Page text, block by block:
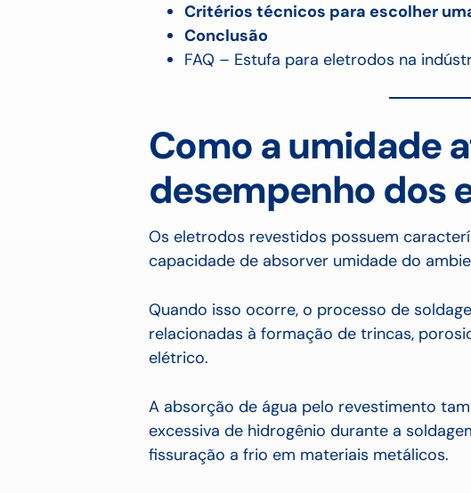
Critérios técnicos para escolher
Conclusão
FAQ – Estufa para eletrodos na
Como a umidade
desempenho dos
Os eletrodos revestidos possuem
capacidade de absorver umidade do
Quando isso ocorre, o processo de
relacionadas à formação de trincas,
elétrico.
A absorção de água pelo revestimento
excessiva de hidrogênio durante a
fissuração a frio em materiais metálicos.